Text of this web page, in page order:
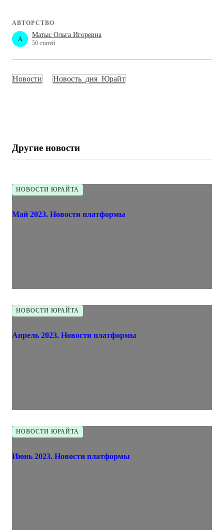
АВТОРСТВО
A
Матыс Ольга Игоревна
50 статей
Новости Новость_дня_Юрайт
Другие новости
НОВОСТИ ЮРАЙТА
Май 2023. Новости платформы
НОВОСТИ ЮРАЙТА
Апрель 2023. Новости платформы
НОВОСТИ ЮРАЙТА
Июнь 2023. Новости платформы